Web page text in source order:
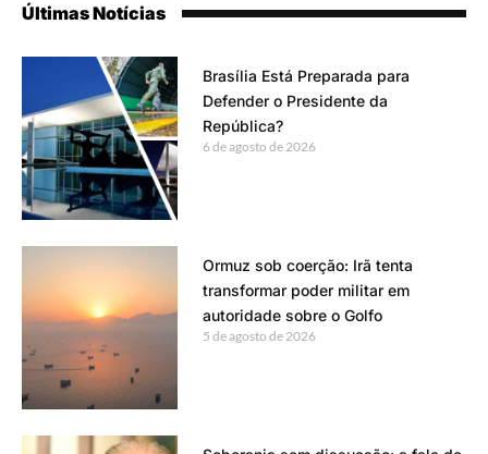
Últimas Notícias
Brasília Está Preparada para
Defender o Presidente da
República?
6 de agosto de 2026
Ormuz sob coerção: Irã tenta
transformar poder militar em
autoridade sobre o Golfo
5 de agosto de 2026